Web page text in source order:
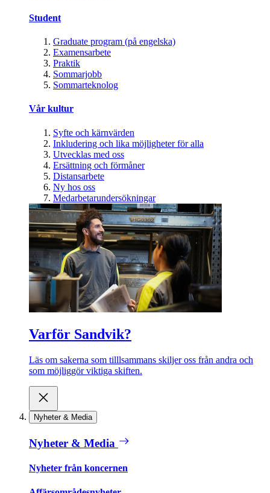
Student
Graduate program (på engelska)
Examensarbete
Praktik
Sommarjobb
Sommarteknolog
Vår kultur
Syfte och kärnvärden
Inkludering och lika möjligheter för alla
Utvecklas med oss
Ersättning och förmåner
Distansarbete
Ny hos oss
Medarbetarundersökningar
Varför Sandvik?
Läs om sakerna som tilllsammans skiljer oss från andra och
som möjliggör viktiga skiften.
Nyheter & Media
Nyheter & Media
Nyheter från koncernen